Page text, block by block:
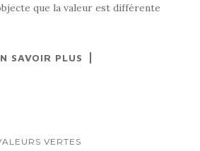
que la valeur est différente
SAVOIR PLUS
VERTES